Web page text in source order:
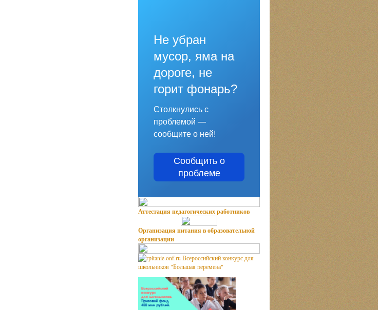
Не убран
мусор, яма на
дороге, не
горит фонарь?
Столкнулись с
проблемой —
сообщите о ней!
Сообщить о
проблеме
Аттестация педагогических работников
Организация питания в образовательной
организации
Всероссийский конкурс для
школьников "Большая перемена"